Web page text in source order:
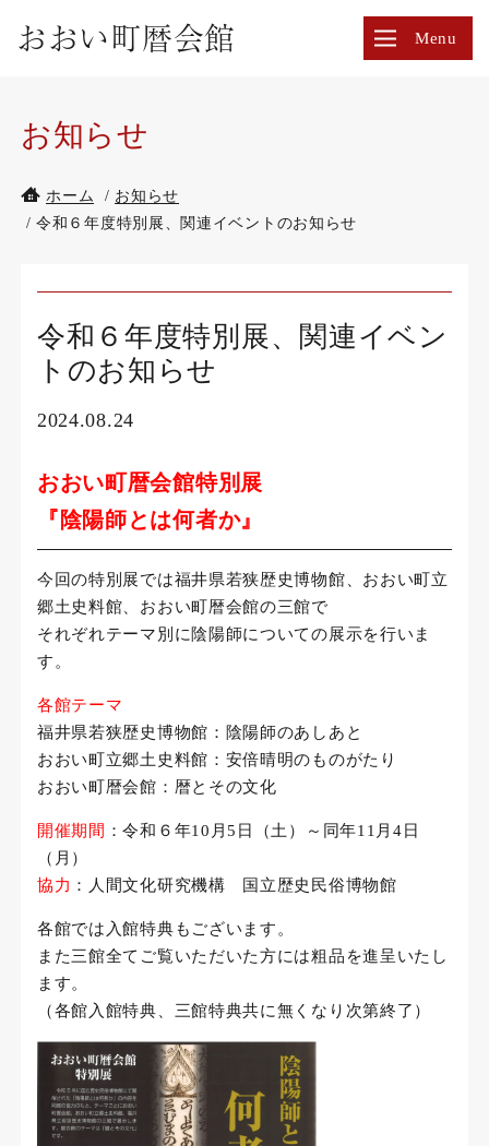
展、
おおい町暦会館 Menu
お知らせ
ホーム / お知らせ
/ 令和６年度特別展、関連イベントのお知らせ
令和６年度特別展、関連イベン
トのお知らせ
2024.08.24
おおい町暦会館特別展
『陰陽師とは何者か』
今回の特別展では福井県若狭歴史博物館、おおい町立
郷土史料館、おおい町暦会館の三館で
それぞれテーマ別に陰陽師についての展示を行いま
す。
各館テーマ
福井県若狭歴史博物館：陰陽師のあしあと
おおい町立郷土史料館：安倍晴明のものがたり
おおい町暦会館：暦とその文化
開催期間 ：令和６年10月5日（土）～同年11月4日
（月）
協力 ：人間文化研究機構 国立歴史民俗博物館
各館では入館特典もございます。
また三館全てご覧いただいた方には粗品を進呈いたし
ます。
（各館入館特典、三館特典共に無くなり次第終了）